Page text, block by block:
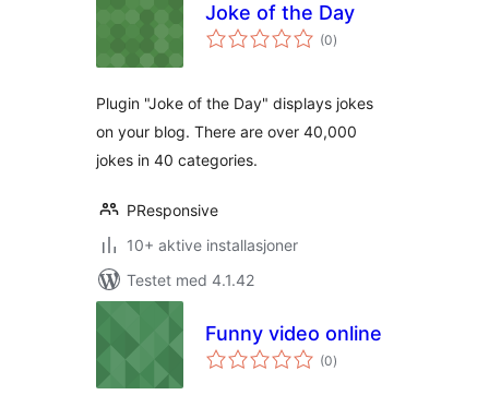
Joke of the Day
(0totale
vurderinger
)
Plugin "Joke of the Day" displays jokes
on your blog. There are over 40,000
jokes in 40 categories.
PResponsive
10+ aktive installasjoner
Testet med 4.1.42
Funny video online
(0totale
vurderinger
)